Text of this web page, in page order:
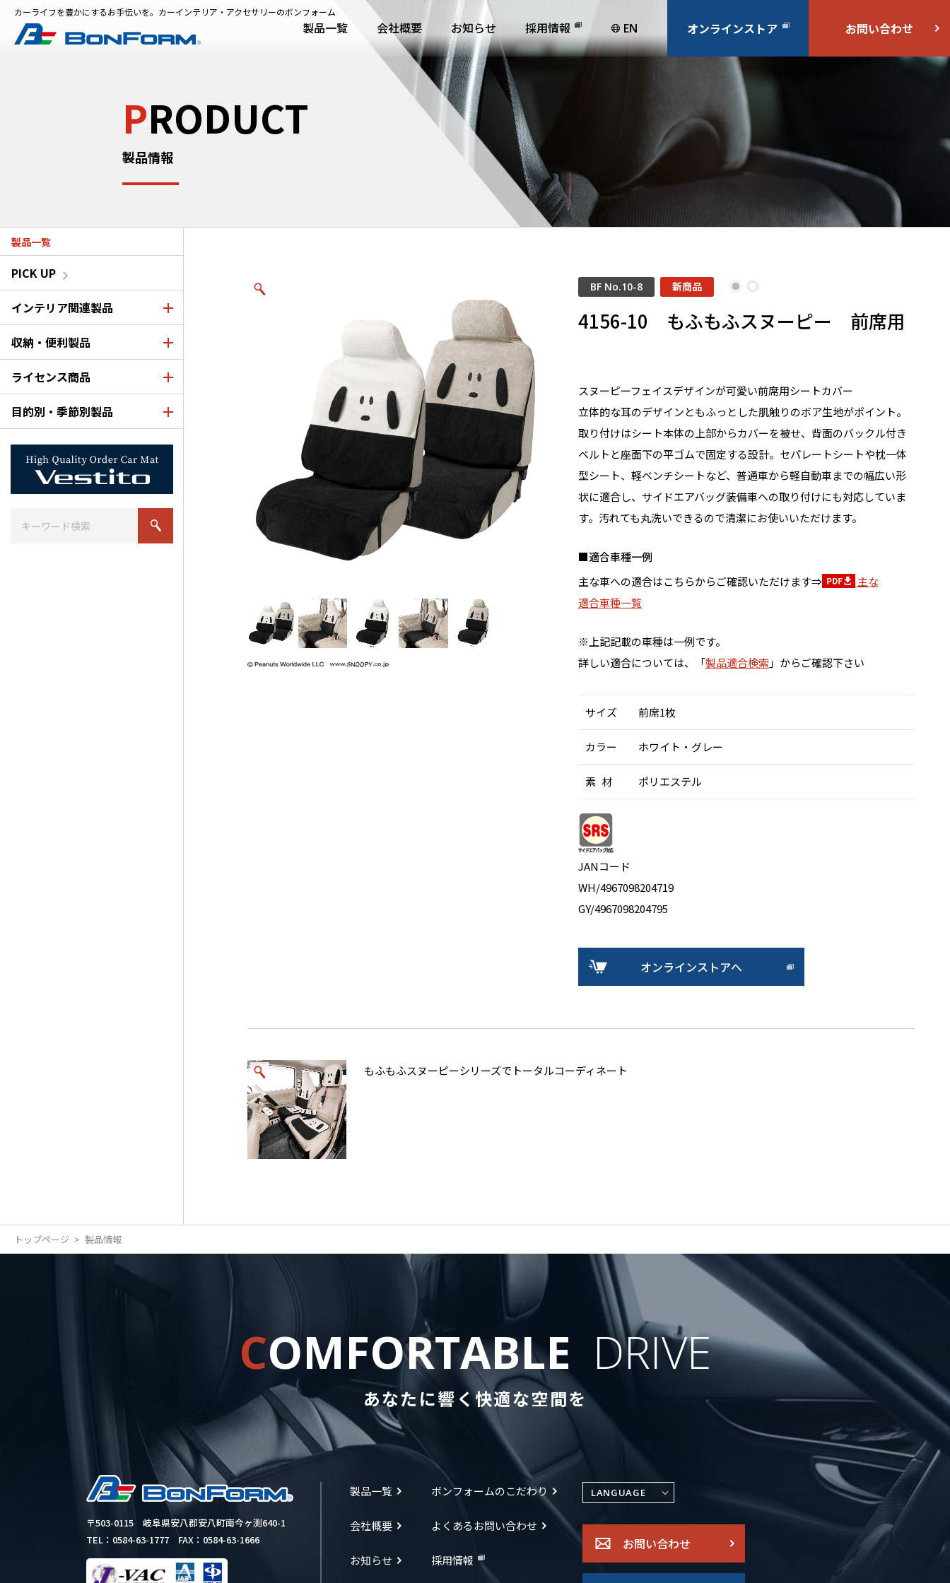
カーライフを豊かにするお手伝いを。カーインテリア・アクセサリーのボンフォーム
製品一覧 会社概要 お知らせ 採用情報 EN オンラインストア お問い合わせ
PRODUCT
製品情報
BF No.10-8 新商品
4156-10 もふもふスヌーピー 前席用
スヌーピーフェイスデザインが可愛い前席用シートカバー
立体的な耳のデザインともふっとした肌触りのボア生地がポイント。
取り付けはシート本体の上部からカバーを被せ、背面のバックル付き
ベルトと座面下の平ゴムで固定する設計。セパレートシートや枕一体
型シート、軽ベンチシートなど、普通車から軽自動車までの幅広い形
状に適合し、サイドエアバッグ装備車への取り付けにも対応していま
す。汚れても丸洗いできるので清潔にお使いいただけます。
適合車種一例
主な車への適合はこちらからご確認いただけます⇒
主な
適合車種一覧
※上記記載の車種は一例です。
詳しい適合については、「製品適合検索 」からご確認下さい
サイズ 前席1枚
カラー ホワイト・グレー
素 材 ポリエステル
JANコード
WH/4967098204719
GY/4967098204795
オンラインストアへ
もふもふスヌーピーシリーズでトータルコーディネート
製品一覧
PICK UP
インテリア関連製品
収納・便利製品
ライセンス商品
目的別・季節別製品
トップページ 製品情報
COMFORTABLE DRIVE
あなたに響く快適な空間を
〒503-0115 岐阜県安八郡安八町南今ヶ渕640-1
TEL：0584-63-1777 FAX：0584-63-1666
製品一覧
会社概要
お知らせ
ボンフォームのこだわり
よくあるお問い合わせ
採用情報
LANGUAGE
お問い合わせ